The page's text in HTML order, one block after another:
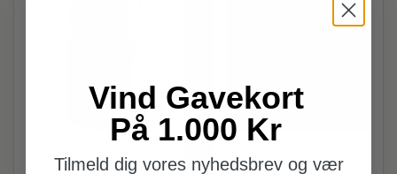
BDK Parfums
BORNTOSTANDOUT
Vind Gavekort
På 1.000 Kr
Tilmeld dig vores nyhedsbrev og vær